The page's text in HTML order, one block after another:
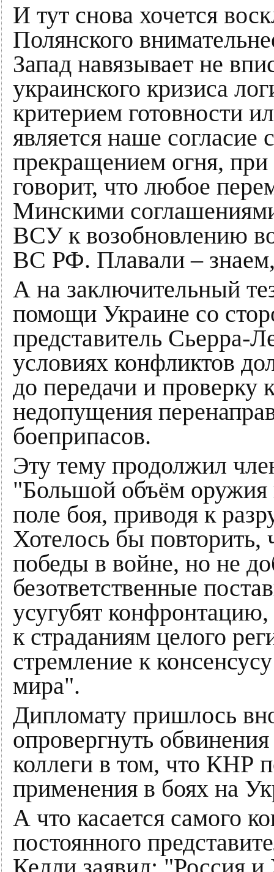
И тут снова хочется
Полянского
Запад навязывает не
украинского кризиса
критерием готовности
является наше
прекращением огня, при
говорит, что любое
Минскими
ВСУ к возобновлению
ВС РФ. Плавали –
А на заключительный
помощи Украине со
представитель Сьерра-
условиях конфликтов
до передачи и проверку
недопущения
боеприпасов.
Эту тему продолжил
"Большой объём оружия
поле боя, приводя к
Хотелось бы повторить,
победы в войне, но не
безответственные
усугубят
к страданиям целого
стремление к
мира".
Дипломату пришлось
опровергнуть
коллеги в том, что КНР
применения в боях на
А что касается самого
постоянного